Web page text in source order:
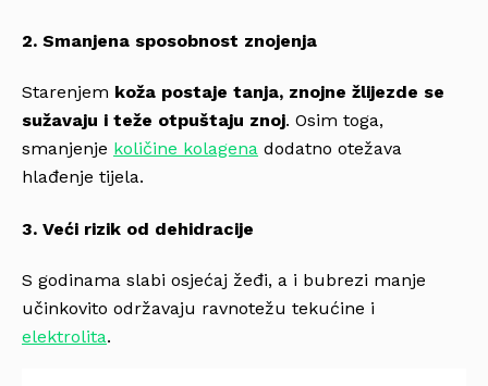
2. Smanjena sposobnost znojenja
Starenjem koža postaje tanja, znojne žlijezde se
sužavaju i teže otpuštaju znoj. Osim toga,
smanjenje količine kolagena dodatno otežava
hlađenje tijela.
3. Veći rizik od dehidracije
S godinama slabi osjećaj žeđi, a i bubrezi manje
učinkovito održavaju ravnotežu tekućine i
elektrolita.